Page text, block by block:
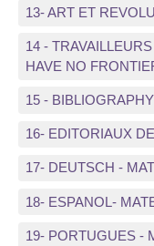
13- ART ET
14 -
HAVE NO
15 -
16- EDITORIAUX
17- DEUTSCH -
18- ESPANOL-
19- PORTUGUES -